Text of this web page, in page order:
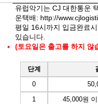
유럽악기는 CJ 대한통운
운택배: http://
평일 16시까지 입금완료
있습니다.
(토요일은 출고를 하지 않
단계
0
1
45,000원